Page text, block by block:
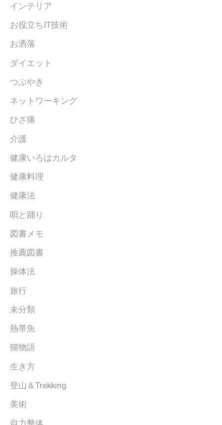
インテリア
お役立ちIT技術
お洒落
ダイエット
つぶやき
ネットワーキング
ひざ痛
介護
健康いろはカルタ
健康料理
健康法
唄と踊り
図書メモ
推薦図書
操体法
旅行
未分類
熱帯魚
猫物語
生き方
登山＆Trekking
美術